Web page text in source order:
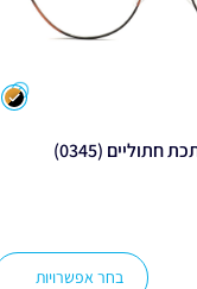
(0345)
בחר אפשרויות
צבע